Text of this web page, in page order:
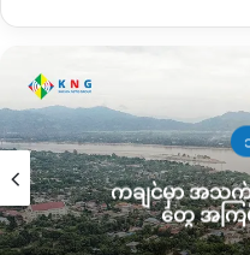
ဆော့လော်
လက်နက်ငယ် ၂လက်၊
AK-47
ဘာ ၁ လက်၊ ၅.၅၆ ကျည် ၄၅
တောင့်၊ ၄၀ မမ ဗုံးသီး ၂၉
အိမ်မျိုးစုံ ၂၇ ခုအပြင် ဆက်
သတင်းစာတွေမှာ ဖော်ပြနေ
ကချင်မှာ အသ
တွေ အကြ